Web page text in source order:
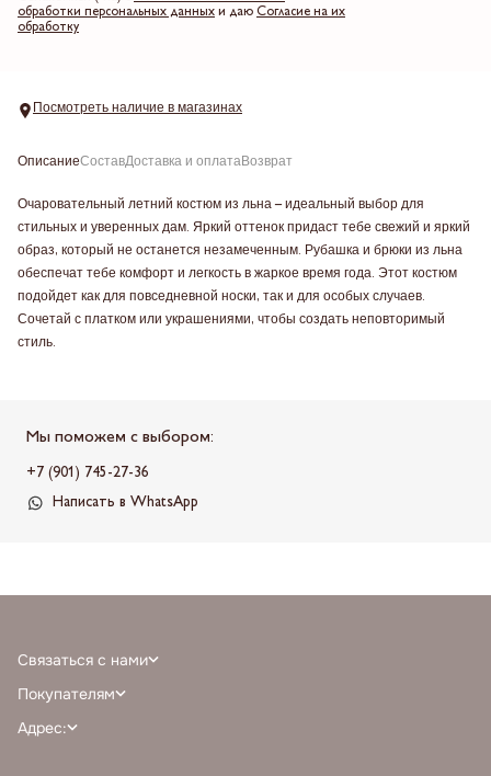
обработки персональных данных и даю Согласие на их
обработку
Таблица размеров
Посмотреть наличие в магазинах
ОписаниеСоставДоставка и оплатаВозврат
Очаровательный летний костюм из льна – идеальный выбор для
стильных и уверенных дам. Яркий оттенок придаст тебе свежий и яркий
образ, который не останется незамеченным. Рубашка и брюки из льна
обеспечат тебе комфорт и легкость в жаркое время года. Этот костюм
подойдет как для повседневной носки, так и для особых случаев.
Сочетай с платком или украшениями, чтобы создать неповторимый
стиль.
Мы поможем с выбором:
+7 (901) 745-27-36
Написать в WhatsApp
Связаться с нами
+7 (968) 388-77-75
Написать в MAX
Покупателям
Личный кабинет
Адрес: